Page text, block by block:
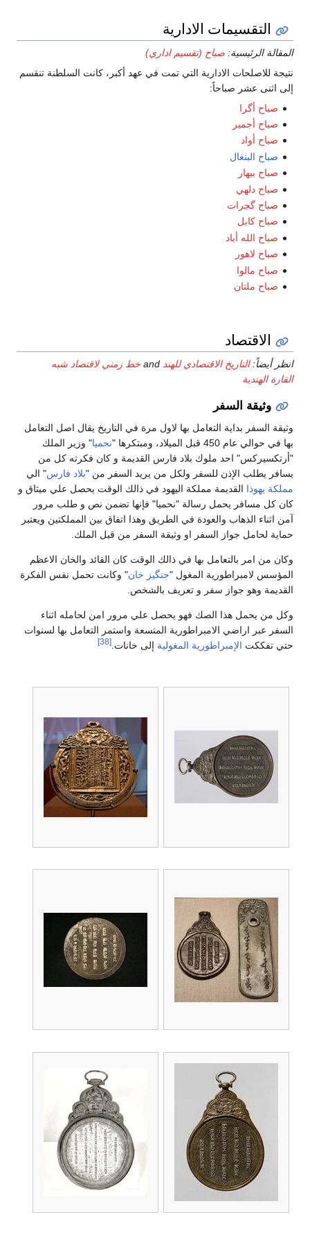
الادارية
صباح (تقسيم اداري)
الادارية التي تمت في عهد أكبر، كانت السلطنة تنقسم
صباحاً:
أباد
التاريخ الاقتصادي للهندand
خط زمني لاقتصاد شبه
السفر
بداية التعامل بها لاول مرة في التاريخ يقال اصل التعامل
ومبتكرها "
نحميا" وزير الملك
احد ملوك بلاد فارس القديمة و كان فكرته كل من
الإذن للسفر ولكل من يريد السفر من " بلاد فارس" الي
القديمة مملكة اليهود في ذالك الوقت يحصل علي ميثاق و
يحمل رسالة "نحميا" فإنها تضمن نص و طلب مرور
والعودة في الطريق وهذا اتفاق بين المملكتين ويعتبر
جواز السفر او وثيقة السفر من قبل الملك.
بالتعامل بها في ذالك الوقت كان القائد والخان الاعظم
المغول "جنگيز خان" وكانت تحمل نفس الفكرة
جواز سفر و تعريف بالشخص.
هذا الصك فهو يحصل علي مرور امن لحامله اثناء
الامبراطورية المتسعة واستمر التعامل بها لسنوات
الإمبراطورية المغوليةإلى خانات.[38]